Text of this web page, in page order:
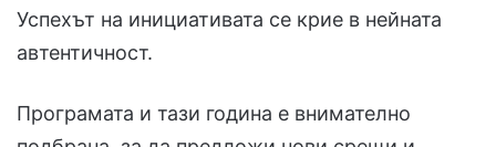
Успехът на инициативата се крие в нейната
автентичност.
Програмата и тази година е внимателно